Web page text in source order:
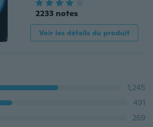
2233 notes
Voir les détails du produit
1,245
491
269